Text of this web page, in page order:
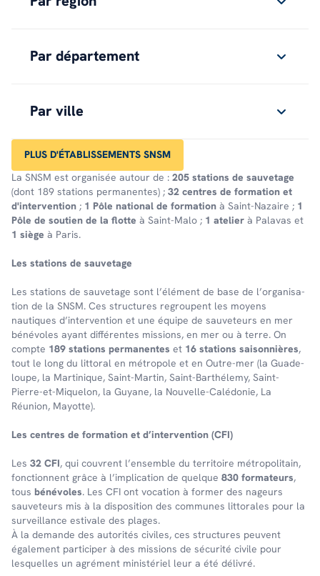
Par département
Par ville
PLUS D'ÉTABLISSEMENTS SNSM
La SNSM est organisée autour de : 205 stations de sauvetage
(dont 189 stations permanentes) ; 32 centres de formation et
d'intervention ; 1 Pôle national de formation à Saint-Nazaire ; 1
Pôle de soutien de la flotte à Saint-Malo ; 1 atelier à Palavas et
1 siège à Paris.
Les stations de sauve­tage
Les stations de sauve­tage sont l’élé­ment de base de l’or­ga­ni­sa­
tion de la SNSM. Ces struc­tures regroupent les moyens
nautiques d’in­ter­ven­tion et une équipe de sauveteurs en mer
bénévoles ayant différentes missions, en mer ou à terre. On
comp­te 189 stations perma­nentes et 16 stations saison­nières,
tout le long du litto­ral en métro­pole et en Outre-mer (la Guade­
loupe, la Marti­nique, Saint-Martin, Saint-Barthé­lemy, Saint-
Pierre-et-Mique­lon, la Guyane, la Nouvelle-Calé­do­nie, La
Réunion, Mayotte).
Les centres de forma­tion et d’in­ter­ven­tion (CFI)
Les 32 CFI, qui couvrent l’en­semble du terri­toire métro­po­li­tain,
fonc­tionnent grâce à l’im­pli­ca­tion de quelque 830 forma­teurs,
tous béné­voles. Les CFI ont voca­tion à former des nageurs
sauve­teurs mis à la dispo­si­tion des communes litto­rales pour la
surveillance esti­vale des plages.
À la demande des auto­ri­tés civiles, ces struc­tures peuvent
égale­ment parti­ci­per à des missions de sécu­rité civile pour
lesquelles un agré­ment minis­té­riel leur a été déli­vré.